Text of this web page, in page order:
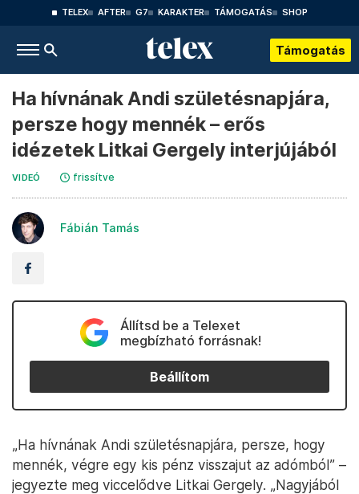
TELEX AFTER G7 KARAKTER TÁMOGATÁS SHOP
Támogatás
Ha hívnának Andi születésnapjára,
persze hogy mennék – erős
idézetek Litkai Gergely interjújából
VIDEÓ frissítve
Fábián Tamás
Állítsd be a Telexet
megbízható forrásnak!
Beállítom
„Ha hívnának Andi születésnapjára, persze, hogy
mennék, végre egy kis pénz visszajut az adómból” –
jegyezte meg viccelődve Litkai Gergely. „Nagyjából